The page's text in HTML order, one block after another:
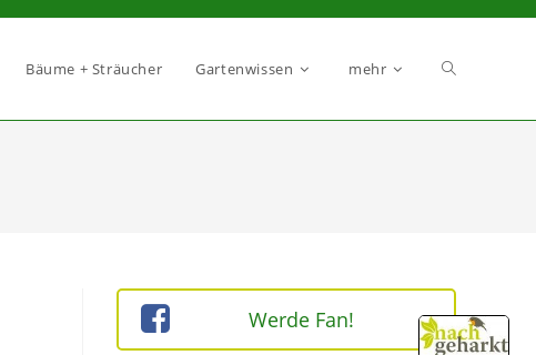
Bäume + Sträucher Gartenwissen mehr
Werde Fan!